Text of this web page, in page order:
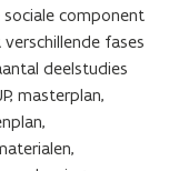
component
fases
deelstudies
masterplan,